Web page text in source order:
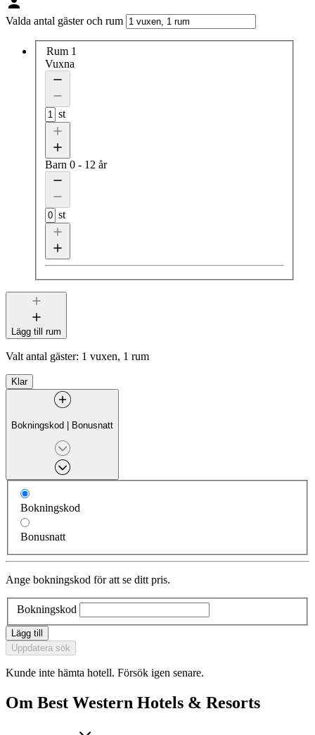
Valda antal gäster och rum
Rum 1
Vuxna
st
Barn 0 - 12 år
st
Lägg till rum
Valt antal gäster: 1 vuxen, 1 rum
Klar
Bokningskod | Bonusnatt
Bokningskod
Bonusnatt
Ange bokningskod för att se ditt pris.
Bokningskod
Lägg till
Uppdatera sök
Kunde inte hämta hotell. Försök igen senare.
Om Best Western Hotels & Resorts